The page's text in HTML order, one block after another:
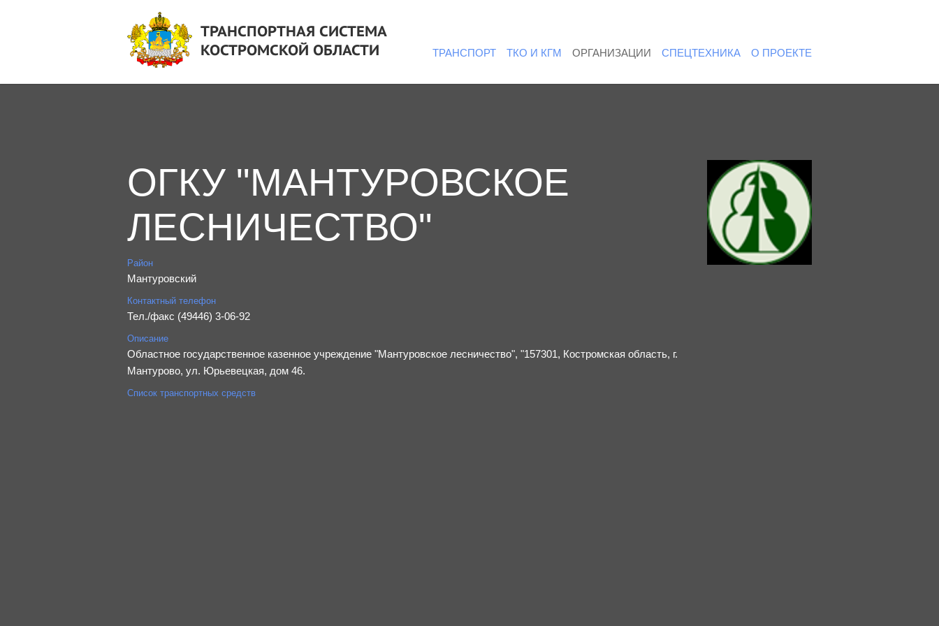
ТРАНСПОРТНАЯ СИСТЕМА
КОСТРОМСКОЙ ОБЛАСТИ
ТРАНСПОРТ ТКО И КГМ ОРГАНИЗАЦИИ СПЕЦТЕХНИКА О ПРОЕКТЕ
ОГКУ "МАНТУРОВСКОЕ
ЛЕСНИЧЕСТВО"
Район
Мантуровский
Контактный телефон
Тел./факс (49446) 3-06-92
Описание
Областное государственное казенное учреждение "Мантуровское лесничество", "157301, Костромская область, г.
Мантурово, ул. Юрьевецкая, дом 46.
Список транспортных средств